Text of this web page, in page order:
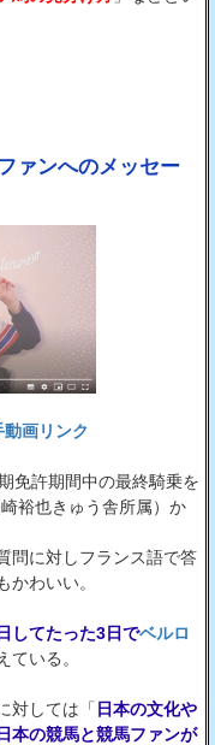
ァンへのメッセー
画リンク
免許期間中の最終騎乗を
裕也きゅう舎所属）か
問に対しフランス語で答
かわいい。
してたった3日でベルロ
ている。
対しては「 日本の文化や
本の競馬と競馬ファンが